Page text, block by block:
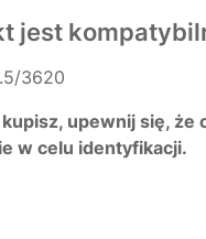
jest
3620
upewnij się,
w celu identyfikacji.